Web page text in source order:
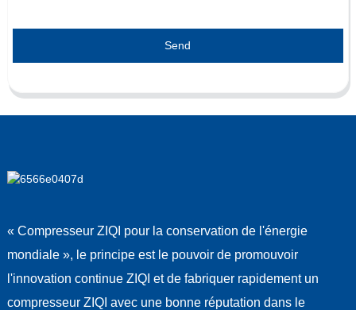
Send
« Compresseur ZIQI pour la conservation de l'énergie
mondiale », le principe est le pouvoir de promouvoir
l'innovation continue ZIQI et de fabriquer rapidement un
compresseur ZIQI avec une bonne réputation dans le